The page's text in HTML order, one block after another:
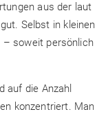
aus der laut
Selbst in kleinen
– soweit persönlich
auf die Anzahl
konzentriert. Man